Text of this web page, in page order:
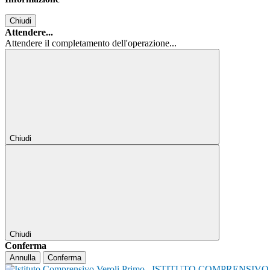
Chiudi
Attendere...
Attendere il completamento dell'operazione...
Chiudi
Chiudi
Conferma
Annulla Conferma